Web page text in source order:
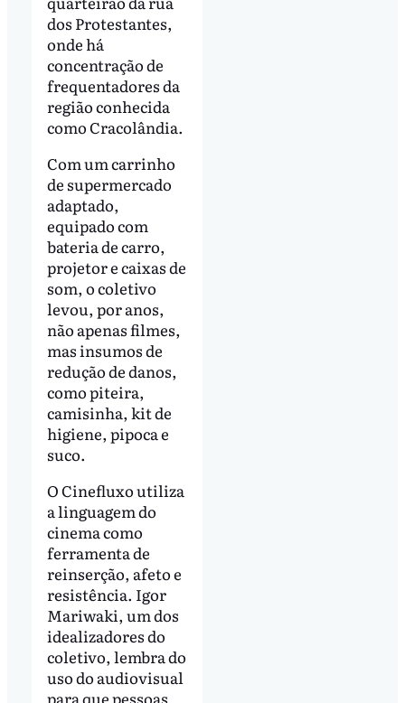
dos Protestantes,
onde há
concentração de
frequentadores da
região conhecida
como Cracolândia.
Com um carrinho
de supermercado
adaptado,
equipado com
bateria de carro,
projetor e caixas de
som, o coletivo
levou, por anos,
não apenas filmes,
mas insumos de
redução de danos,
como piteira,
camisinha, kit de
higiene, pipoca e
suco.
O Cinefluxo utiliza
a linguagem do
cinema como
ferramenta de
reinserção, afeto e
resistência. Igor
Mariwaki, um dos
idealizadores do
coletivo, lembra do
uso do audiovisual
para que pessoas